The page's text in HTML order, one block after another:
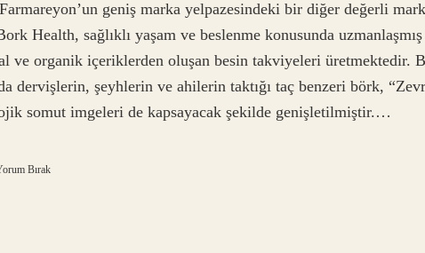
geniş marka yelpazesindeki bir diğer değerli
Health, sağlıklı yaşam ve beslenme konusunda
ve organik içeriklerden oluşan besin takviyeleri üretmektedir.
dervişlerin, şeyhlerin ve ahilerin taktığı taç benzeri börk,
somut imgeleri de kapsayacak şekilde genişletilmiştir.…
Bırak